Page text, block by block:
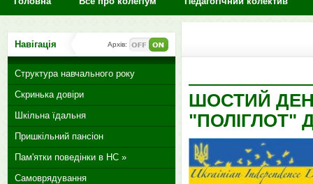
ШОСТИЙ
"ПОЛІГЛОТ"
Навігація Архів:
Структура навчального року
Скринька довіри
Шкільна їдальня
Пришкільний пансіон
Пам'ятки поведінки в НС »
Самоврядування